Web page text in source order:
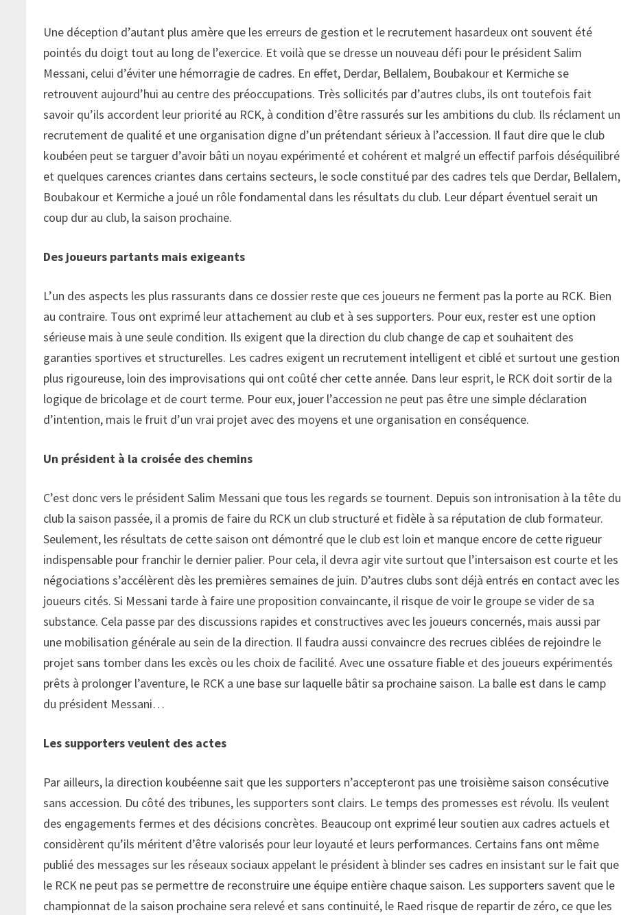
Une déception d’autant plus amère que les erreurs de gestion et le recrutement hasardeux ont souvent été
pointés du doigt tout au long de l’exercice. Et voilà que se dresse un nouveau défi pour le président Salim
Messani, celui d’éviter une hémorragie de cadres. En effet, Derdar, Bellalem, Boubakour et Kermiche se
retrouvent aujourd’hui au centre des préoccupations. Très sollicités par d’autres clubs, ils ont toutefois fait
savoir qu’ils accordent leur priorité au RCK, à condition d’être rassurés sur les ambitions du club. Ils réclament un
recrutement de qualité et une organisation digne d’un prétendant sérieux à l’accession. Il faut dire que le club
koubéen peut se targuer d’avoir bâti un noyau expérimenté et cohérent et malgré un effectif parfois déséquilibré
et quelques carences criantes dans certains secteurs, le socle constitué par des cadres tels que Derdar, Bellalem,
Boubakour et Kermiche a joué un rôle fondamental dans les résultats du club. Leur départ éventuel serait un
coup dur au club, la saison prochaine.
Des joueurs partants mais exigeants
L’un des aspects les plus rassurants dans ce dossier reste que ces joueurs ne ferment pas la porte au RCK. Bien
au contraire. Tous ont exprimé leur attachement au club et à ses supporters. Pour eux, rester est une option
sérieuse mais à une seule condition. Ils exigent que la direction du club change de cap et souhaitent des
garanties sportives et structurelles. Les cadres exigent un recrutement intelligent et ciblé et surtout une gestion
plus rigoureuse, loin des improvisations qui ont coûté cher cette année. Dans leur esprit, le RCK doit sortir de la
logique de bricolage et de court terme. Pour eux, jouer l’accession ne peut pas être une simple déclaration
d’intention, mais le fruit d’un vrai projet avec des moyens et une organisation en conséquence.
Un président à la croisée des chemins
C’est donc vers le président Salim Messani que tous les regards se tournent. Depuis son intronisation à la tête du
club la saison passée, il a promis de faire du RCK un club structuré et fidèle à sa réputation de club formateur.
Seulement, les résultats de cette saison ont démontré que le club est loin et manque encore de cette rigueur
indispensable pour franchir le dernier palier. Pour cela, il devra agir vite surtout que l’intersaison est courte et les
négociations s’accélèrent dès les premières semaines de juin. D’autres clubs sont déjà entrés en contact avec les
joueurs cités. Si Messani tarde à faire une proposition convaincante, il risque de voir le groupe se vider de sa
substance. Cela passe par des discussions rapides et constructives avec les joueurs concernés, mais aussi par
une mobilisation générale au sein de la direction. Il faudra aussi convaincre des recrues ciblées de rejoindre le
projet sans tomber dans les excès ou les choix de facilité. Avec une ossature fiable et des joueurs expérimentés
prêts à prolonger l’aventure, le RCK a une base sur laquelle bâtir sa prochaine saison. La balle est dans le camp
du président Messani…
Les supporters veulent des actes
Par ailleurs, la direction koubéenne sait que les supporters n’accepteront pas une troisième saison consécutive
sans accession. Du côté des tribunes, les supporters sont clairs. Le temps des promesses est révolu. Ils veulent
des engagements fermes et des décisions concrètes. Beaucoup ont exprimé leur soutien aux cadres actuels et
considèrent qu’ils méritent d’être valorisés pour leur loyauté et leurs performances. Certains fans ont même
publié des messages sur les réseaux sociaux appelant le président à blinder ses cadres en insistant sur le fait que
le RCK ne peut pas se permettre de reconstruire une équipe entière chaque saison. Les supporters savent que le
championnat de la saison prochaine sera relevé et sans continuité, le Raed risque de repartir de zéro, ce que les